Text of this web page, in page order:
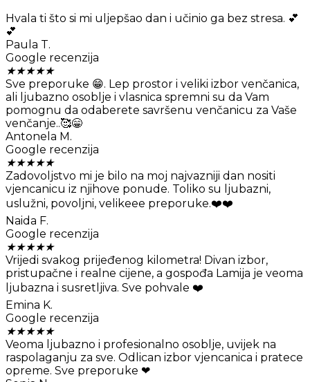
Hvala ti što si mi uljepšao dan i učinio ga bez stresa. 💕
💕
Paula T.
Google recenzija
★★★★★
Sve preporuke 😁. Lep prostor i veliki izbor venčanica,
ali ljubazno osoblje i vlasnica spremni su da Vam
pomognu da odaberete savršenu venčanicu za Vaše
venčanje..🥰😁
Antonela M.
Google recenzija
★★★★★
Zadovoljstvo mi je bilo na moj najvazniji dan nositi
vjencanicu iz njihove ponude. Toliko su ljubazni,
uslužni, povoljni, velikeee preporuke.❤️❤️
Naida F.
Google recenzija
★★★★★
Vrijedi svakog prijeđenog kilometra! Divan izbor,
pristupačne i realne cijene, a gospođa Lamija je veoma
ljubazna i susretljiva. Sve pohvale ❤️
Emina K.
Google recenzija
★★★★★
Veoma ljubazno i profesionalno osoblje, uvijek na
raspolaganju za sve. Odlican izbor vjencanica i pratece
opreme. Sve preporuke ❤